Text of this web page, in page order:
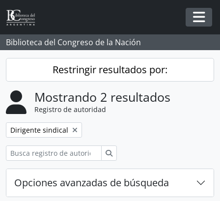
Skip to main content
Biblioteca del Congreso de la Nación
Restringir resultados por:
Mostrando 2 resultados
Registro de autoridad
Remove filter:
Dirigente sindical
Opciones avanzadas de búsqueda